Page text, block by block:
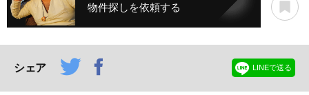
物件探しを依頼する
シェア LINEで送る